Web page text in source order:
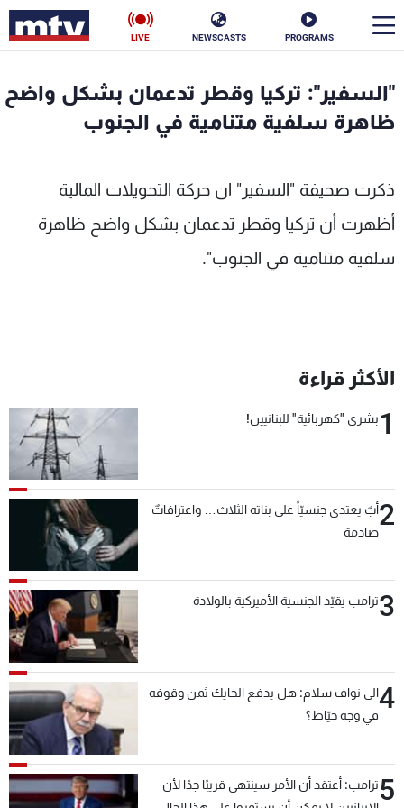
PROGRAMS
NEWSCASTS
LIVE
"السفير": تركيا وقطر تدعمان بشكل واضح
ظاهرة سلفية متنامية في الجنوب
ذكرت صحيفة "السفير" ان حركة التحويلات المالية
أظهرت أن تركيا وقطر تدعمان بشكل واضح ظاهرة
سلفية متنامية في الجنوب".
الأكثر قراءة
1بشرى "كهربائية" للبنانيين!
2أبٌ يعتدي جنسيّاً على بناته الثلاث… واعترافاتٌ
صادمة
3ترامب يقيّد الجنسية الأميركية بالولادة
4الى نواف سلام: هل يدفع الحايك ثمن وقوفه
في وجه خيّاط؟
5ترامب: أعتقد أن الأمر سينتهي قريبًا جدًا لأن
الأخبار
منوعات
البرامج
شاهد البرامج
عن MTV
الإنـتـاج
وظائف
شروط الإسـتخدام